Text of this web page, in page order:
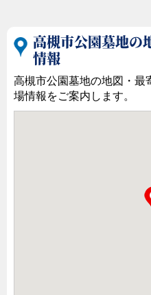
高槻市公園墓地の
情報
高槻市公園墓地の地図・最
場情報をご案内します。